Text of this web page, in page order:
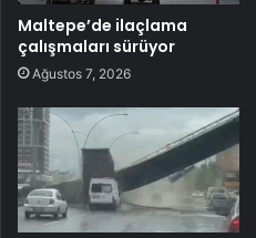
Maltepe’de ilaçlama
çalışmaları sürüyor
Ağustos 7, 2026